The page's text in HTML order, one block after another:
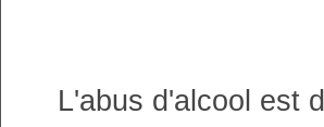
L'abus d'alcool est